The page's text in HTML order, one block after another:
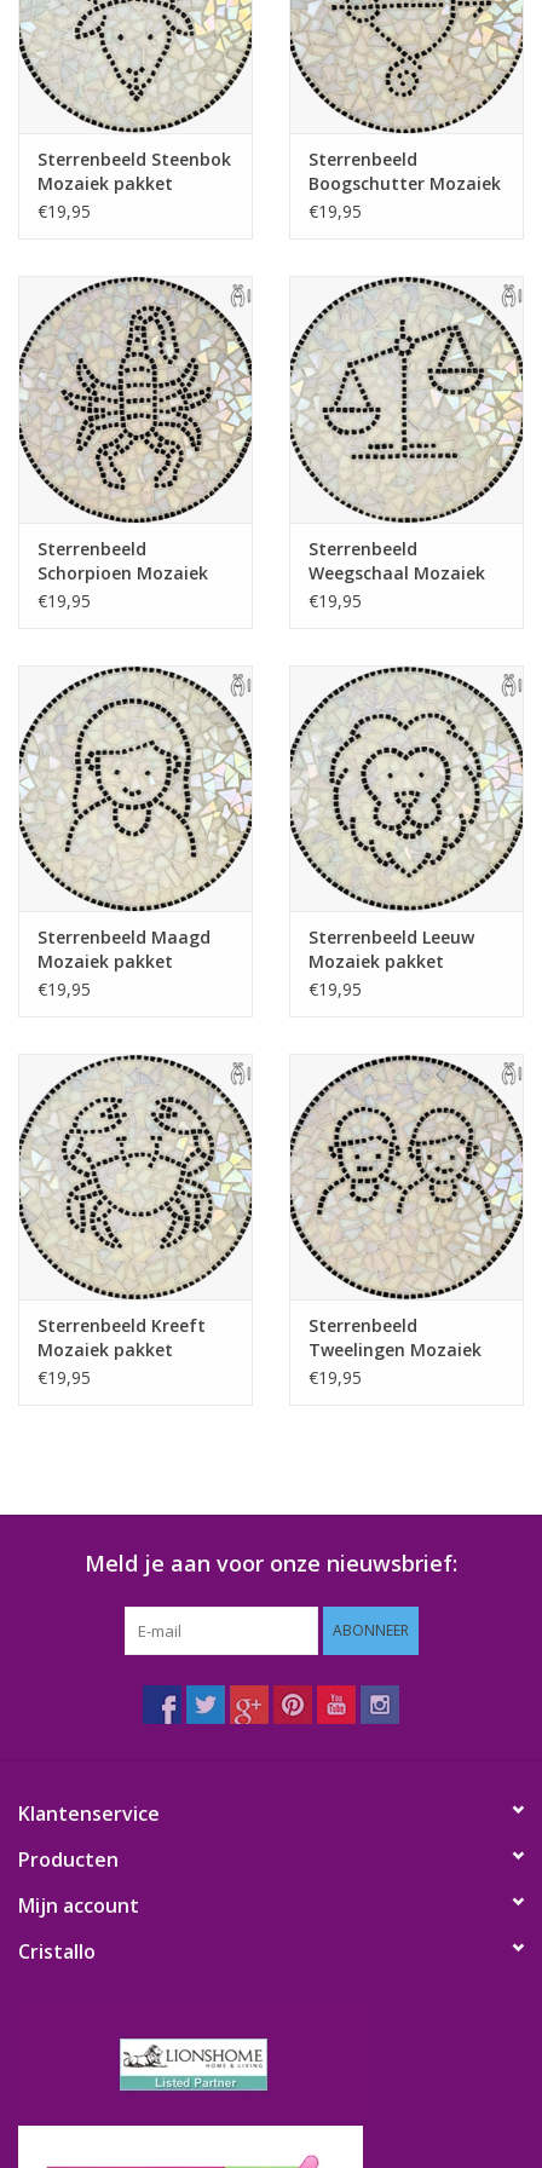
Sterrenbeeld Steenbok
Mozaiek pakket
€19,95
Sterrenbeeld
Boogschutter Mozaiek
pakket
€19,95
Sterrenbeeld
Schorpioen Mozaiek
pakket
€19,95
Sterrenbeeld
Weegschaal Mozaiek
pakket
€19,95
Sterrenbeeld Maagd
Mozaiek pakket
€19,95
Sterrenbeeld Leeuw
Mozaiek pakket
€19,95
Sterrenbeeld Kreeft
Mozaiek pakket
€19,95
Sterrenbeeld
Tweelingen Mozaiek
pakket
€19,95
Meld je aan voor onze nieuwsbrief:
ABONNEER
Klantenservice
Producten
Mijn account
Cristallo